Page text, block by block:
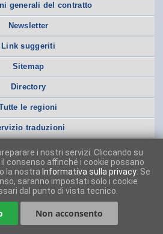
generali del contratto
Newsletter
Link suggeriti
Sitemap
Directory
le regioni
traduzioni
i nostri servizi. Cliccando su
consenso affinché i cookie possano
la nostra Informativa sulla privacy . Se
saranno impostati solo i cookie
dal punto di vista tecnico.